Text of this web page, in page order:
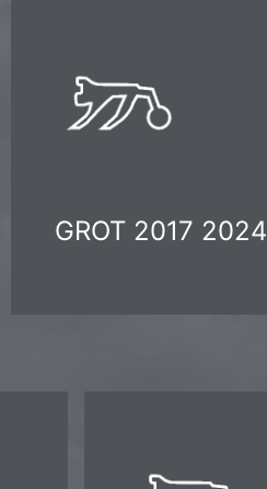
GROT 2017 2024